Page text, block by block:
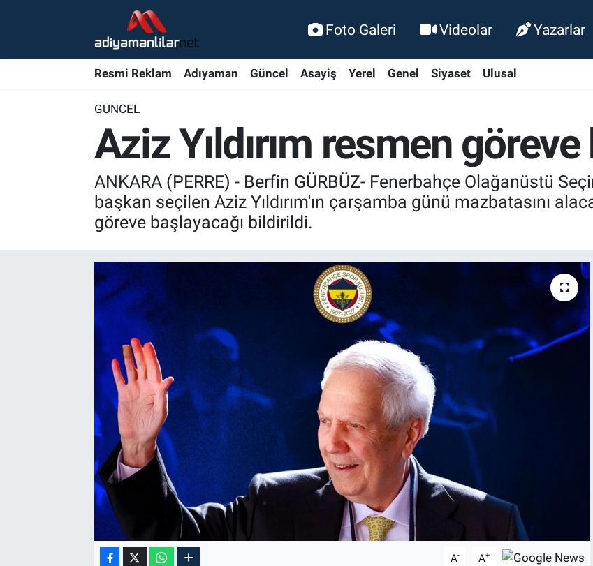
Foto Galeri Videolar Yazarlar
Resmi Reklam Adıyaman Güncel Asayiş Yerel Genel Siyaset Ulusal
GÜNCEL
Aziz Yıldırım resmen göreve
ANKARA (PERRE) - Berfin GÜRBÜZ- Fenerbahçe Olağanüstü
başkan seçilen Aziz Yıldırım'ın çarşamba günü mazbatasını
göreve başlayacağı bildirildi.
A- A+
Bölge Haberleri
Özel Haber
Kültür Sanat
BİLİM VE TEKNOLOJİ
Nöbetçi Eczaneler
Adiyaman Namaz Vakitleri
Trafik Durumu
Süper Lig Puan Durumu ve Fikstür
Tüm Manşetler
Son Dakika Haberleri
Haber Arşivi